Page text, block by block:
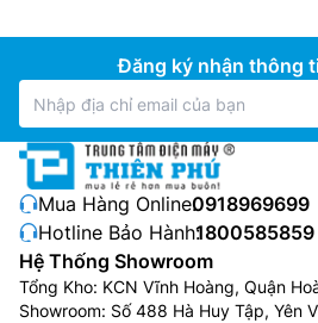
Đăng ký nhận thông
Mua Hàng Online:0918969699
Hotline Bảo Hành:1800585859
Hệ Thống Showroom
Tổng Kho: KCN Vĩnh Hoàng, Quận
Showroom: Số 488 Hà Huy Tập, Yên